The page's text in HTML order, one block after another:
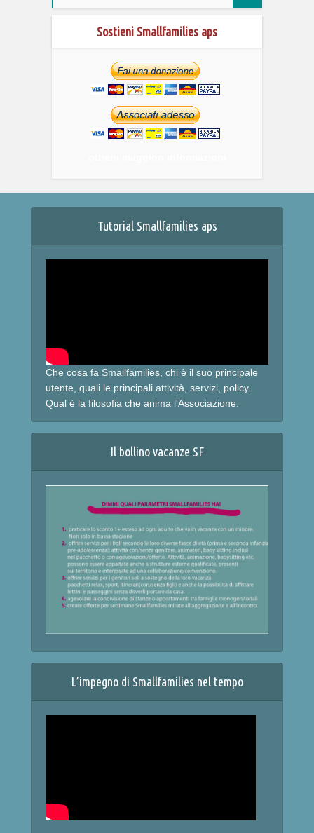
Sostieni Smallfamilies aps
Tutorial Smallfamilies aps
Che cosa fa Smallfamilies, chi è il suo principale
utente, quali le principali attività, servizi, policy.
Qual è la filosofia che anima l'Associazione.
Il bollino vacanze SF
L’impegno di Smallfamilies nel tempo